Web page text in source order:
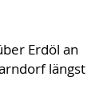
Erdöl an
längst